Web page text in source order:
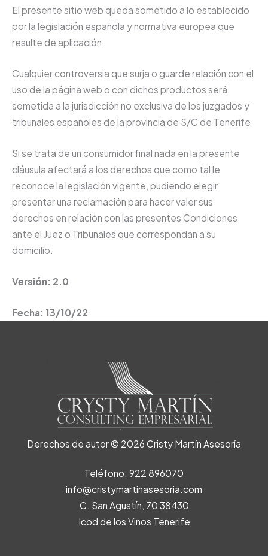
El presente sitio web queda sometido a lo establecido
por la legislación española y normativa europea que
resulte de aplicación
Cualquier controversia que surja o guarde relación con el
uso de la página web o con dichos productos será
sometida a la jurisdicción no exclusiva de los juzgados y
tribunales españoles de la provincia de S/C de Tenerife.
Si se trata de un consumidor final nada en la presente
cláusula afectará a los derechos que como tal le
reconoce la legislación vigente, pudiendo elegir
presentar una reclamación para hacer valer sus
derechos en relación con las presentes Condiciones
ante el Juez o Tribunales que correspondan a su
domicilio.
Versión: 2.0
Fecha: 13/10/22
Derechos de autor © 2026 Cristy Martín Asesoría
Teléfono: 922 896070
info@cristymartinasesoria.com
C. San Agustín, 70 38430
Icod de los Vinos Tenerife